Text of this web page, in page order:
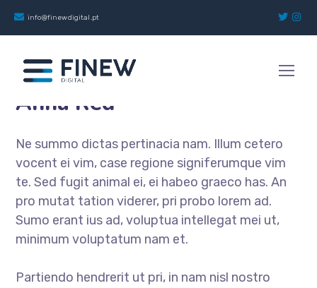
info@finewdigital.pt
Chief Operating Officer
Anna Red
Ne summo dictas pertinacia nam. Illum cetero
vocent ei vim, case regione signiferumque vim
te. Sed fugit animal ei, ei habeo graeco has. An
pro mutat tation viderer, pri probo lorem ad.
Sumo erant ius ad, voluptua intellegat mei ut,
minimum voluptatum nam et.
Partiendo hendrerit ut pri, in nam nisl nostro